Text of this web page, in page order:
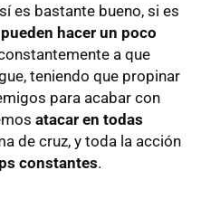
es bastante bueno, si es
hacer un poco
a que
teniendo que propinar
para acabar con
atacar en todas
de cruz, y toda la acción
constantes.